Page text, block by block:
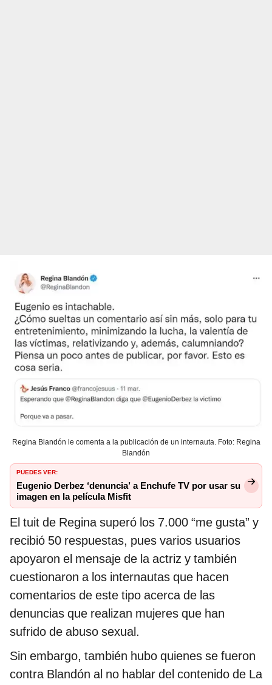
Regina Blandón le comenta a la publicación de un internauta. Foto: Regina
Blandón
PUEDES VER:
Eugenio Derbez ‘denuncia’ a Enchufe TV por usar su
imagen en la película Misfit
El tuit de Regina superó los 7.000 “me gusta” y
recibió 50 respuestas, pues varios usuarios
apoyaron el mensaje de la actriz y también
cuestionaron a los internautas que hacen
comentarios de este tipo acerca de las
denuncias que realizan mujeres que han
sufrido de abuso sexual.
Sin embargo, también hubo quienes se fueron
contra Blandón al no hablar del contenido de La